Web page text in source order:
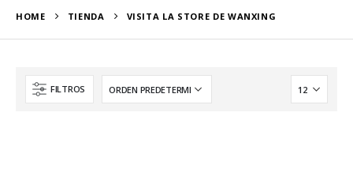
HOME TIENDA VISITA LA STORE DE WANXING
FILTROS